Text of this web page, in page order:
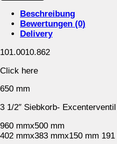
Beschreibung
Bewertungen (0)
Delivery
101.0010.862
Click here
650 mm
3 1/2″ Siebkorb- Excenterventil
960 mmx500 mm
402 mmx383 mmx150 mm